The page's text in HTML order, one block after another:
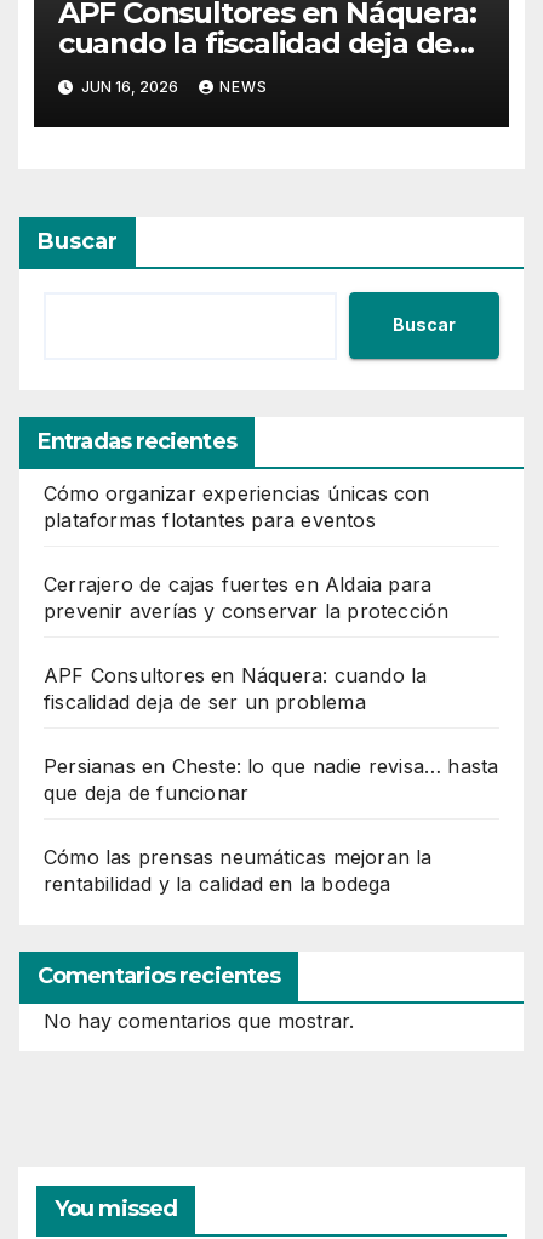
APF Consultores en Náquera:
cuando la fiscalidad deja de
ser un problema
JUN 16, 2026 NEWS
Buscar
Buscar
Entradas recientes
Cómo organizar experiencias únicas con
plataformas flotantes para eventos
Cerrajero de cajas fuertes en Aldaia para
prevenir averías y conservar la protección
APF Consultores en Náquera: cuando la
fiscalidad deja de ser un problema
Persianas en Cheste: lo que nadie revisa… hasta
que deja de funcionar
Cómo las prensas neumáticas mejoran la
rentabilidad y la calidad en la bodega
Comentarios recientes
No hay comentarios que mostrar.
You missed